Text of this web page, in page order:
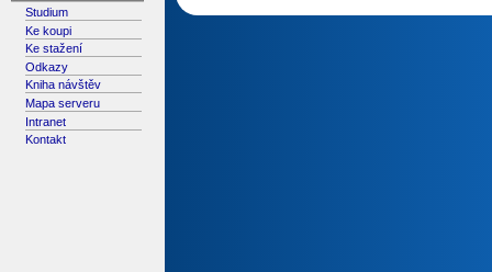
Studium
Ke koupi
Ke stažení
Odkazy
Kniha návštěv
Mapa serveru
Intranet
Kontakt